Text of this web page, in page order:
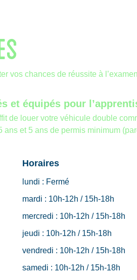
vos chances de réussite à
équipés pour
de louer votre véhicule double
et 5 ans de permis minimum
Horaires
lundi : Fermé
mardi : 10h-12h / 15h-18h
mercredi : 10h-12h / 15h-18h
jeudi : 10h-12h / 15h-18h
vendredi : 10h-12h / 15h-18h
samedi : 10h-12h / 15h-18h